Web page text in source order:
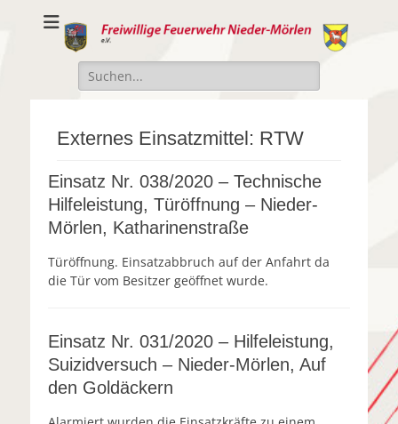
Freiwillige
Feuerwehr Nieder-
Mörlen e.V.
Freiwillige Feuerwehr Nieder-Mörlen e.v.
Suche
nach:
Externes Einsatzmittel: RTW
Einsatz Nr. 038/2020 – Technische
Hilfeleistung, Türöffnung – Nieder-
Mörlen, Katharinenstraße
Türöffnung. Einsatzabbruch auf der Anfahrt da
die Tür vom Besitzer geöffnet wurde.
Einsatz Nr. 031/2020 – Hilfeleistung,
Suizidversuch – Nieder-Mörlen, Auf
den Goldäckern